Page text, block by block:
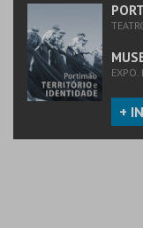
MAIS INFO
COMPRAR
EXPO.
+